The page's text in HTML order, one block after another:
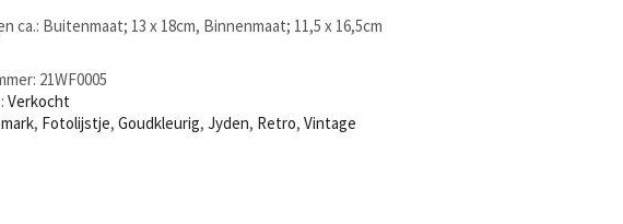
ca.: Buitenmaat; 13 x 18cm, Binnenmaat; 11,5 x 16,5cm
21WF0005
Verkocht
, Fotolijstje,Goudkleurig,Jyden, Retro,Vintage